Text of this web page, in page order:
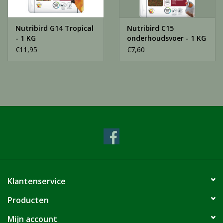
*gedehydreerd fruit & groenten, % equivalent voor drogen
Nutribird G14 Tropical
- 1 KG
€11,95
Nutribird C15
onderhoudsvoer - 1 KG
€7,60
Klantenservice
Producten
Mijn account